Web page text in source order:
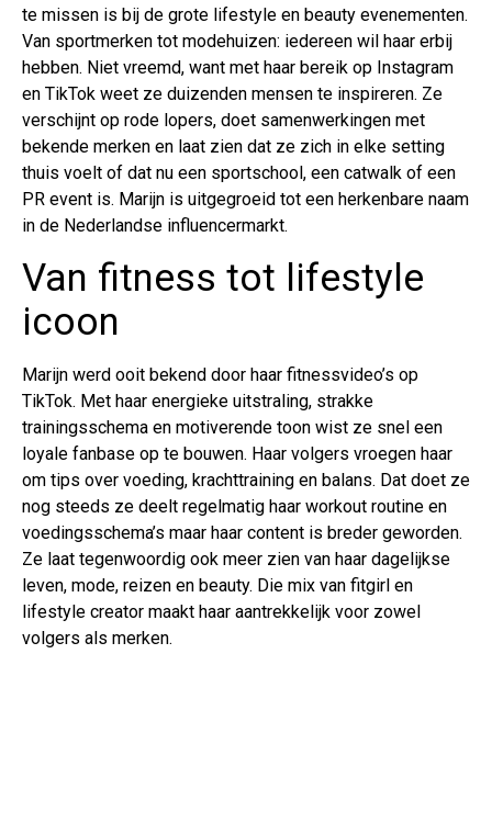
te missen is bij de grote lifestyle en beauty evenementen.
Van sportmerken tot modehuizen: iedereen wil haar erbij
hebben. Niet vreemd, want met haar bereik op Instagram
en TikTok weet ze duizenden mensen te inspireren. Ze
verschijnt op rode lopers, doet samenwerkingen met
bekende merken en laat zien dat ze zich in elke setting
thuis voelt of dat nu een sportschool, een catwalk of een
PR event is. Marijn is uitgegroeid tot een herkenbare naam
in de Nederlandse influencermarkt.
Van fitness tot lifestyle
icoon
Marijn werd ooit bekend door haar fitnessvideo’s op
TikTok. Met haar energieke uitstraling, strakke
trainingsschema en motiverende toon wist ze snel een
loyale fanbase op te bouwen. Haar volgers vroegen haar
om tips over voeding, krachttraining en balans. Dat doet ze
nog steeds ze deelt regelmatig haar workout routine en
voedingsschema’s maar haar content is breder geworden.
Ze laat tegenwoordig ook meer zien van haar dagelijkse
leven, mode, reizen en beauty. Die mix van fitgirl en
lifestyle creator maakt haar aantrekkelijk voor zowel
volgers als merken.